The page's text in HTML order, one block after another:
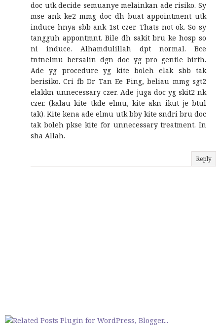
doc utk decide semuanye melainkan ade risiko. Sy
mse ank ke2 mmg doc dh buat appointment utk
induce hnya sbb ank 1st czer. Thats not ok. So sy
tangguh appontmnt. Bile dh sakit bru ke hosp so
ni induce. Alhamdulillah dpt normal. Bce
tntnelmu bersalin dgn doc yg pro gentle birth.
Ade yg procedure yg kite boleh elak sbb tak
berisiko. Cri fb Dr Tan Ee Ping, beliau mmg sgt2
elakkn unnecessary czer. Ade juga doc yg skit2 nk
czer. (kalau kite tkde elmu, kite akn ikut je btul
tak). Kite kena ade elmu utk bby kite sndri bru doc
tak boleh pkse kite for unnecessary treatment. In
sha Allah.
Reply